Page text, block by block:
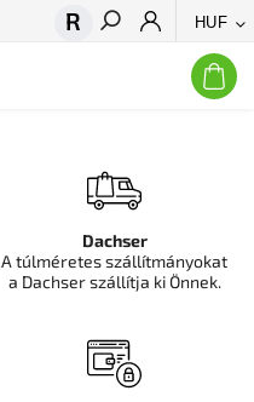
HUF
Keresés
Dachser
A túlméretes szállítmányokat
a Dachser szállítja ki Önnek.